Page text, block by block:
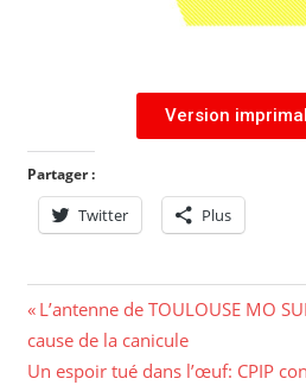
Version
Partager :
Twitter Plus
L’antenne de TOULOUSE MO
cause de la canicule
Un espoir tué dans l’œuf: CPIP